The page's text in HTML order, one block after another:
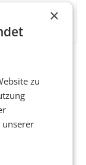
Presserat
Medienvertreter
den
des Ex-
×
zu
unserer